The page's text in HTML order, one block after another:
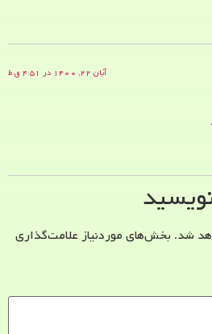
آبان ۲۲, ۱۴۰۰ در ۴:۵۱ ق.ظ
شد. بخش‌های موردنیاز علامت‌گذاری